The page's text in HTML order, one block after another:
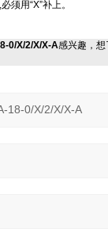
须用“X”补上。
0/X/2/X/X-A感兴趣，想